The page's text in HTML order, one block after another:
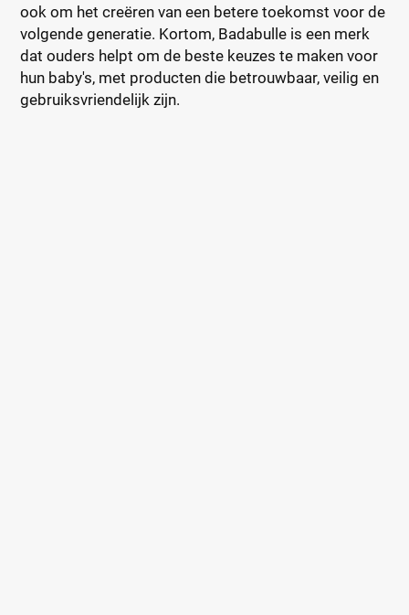
ook om het creëren van een betere toekomst voor de
volgende generatie. Kortom, Badabulle is een merk
dat ouders helpt om de beste keuzes te maken voor
hun baby's, met producten die betrouwbaar, veilig en
gebruiksvriendelijk zijn.